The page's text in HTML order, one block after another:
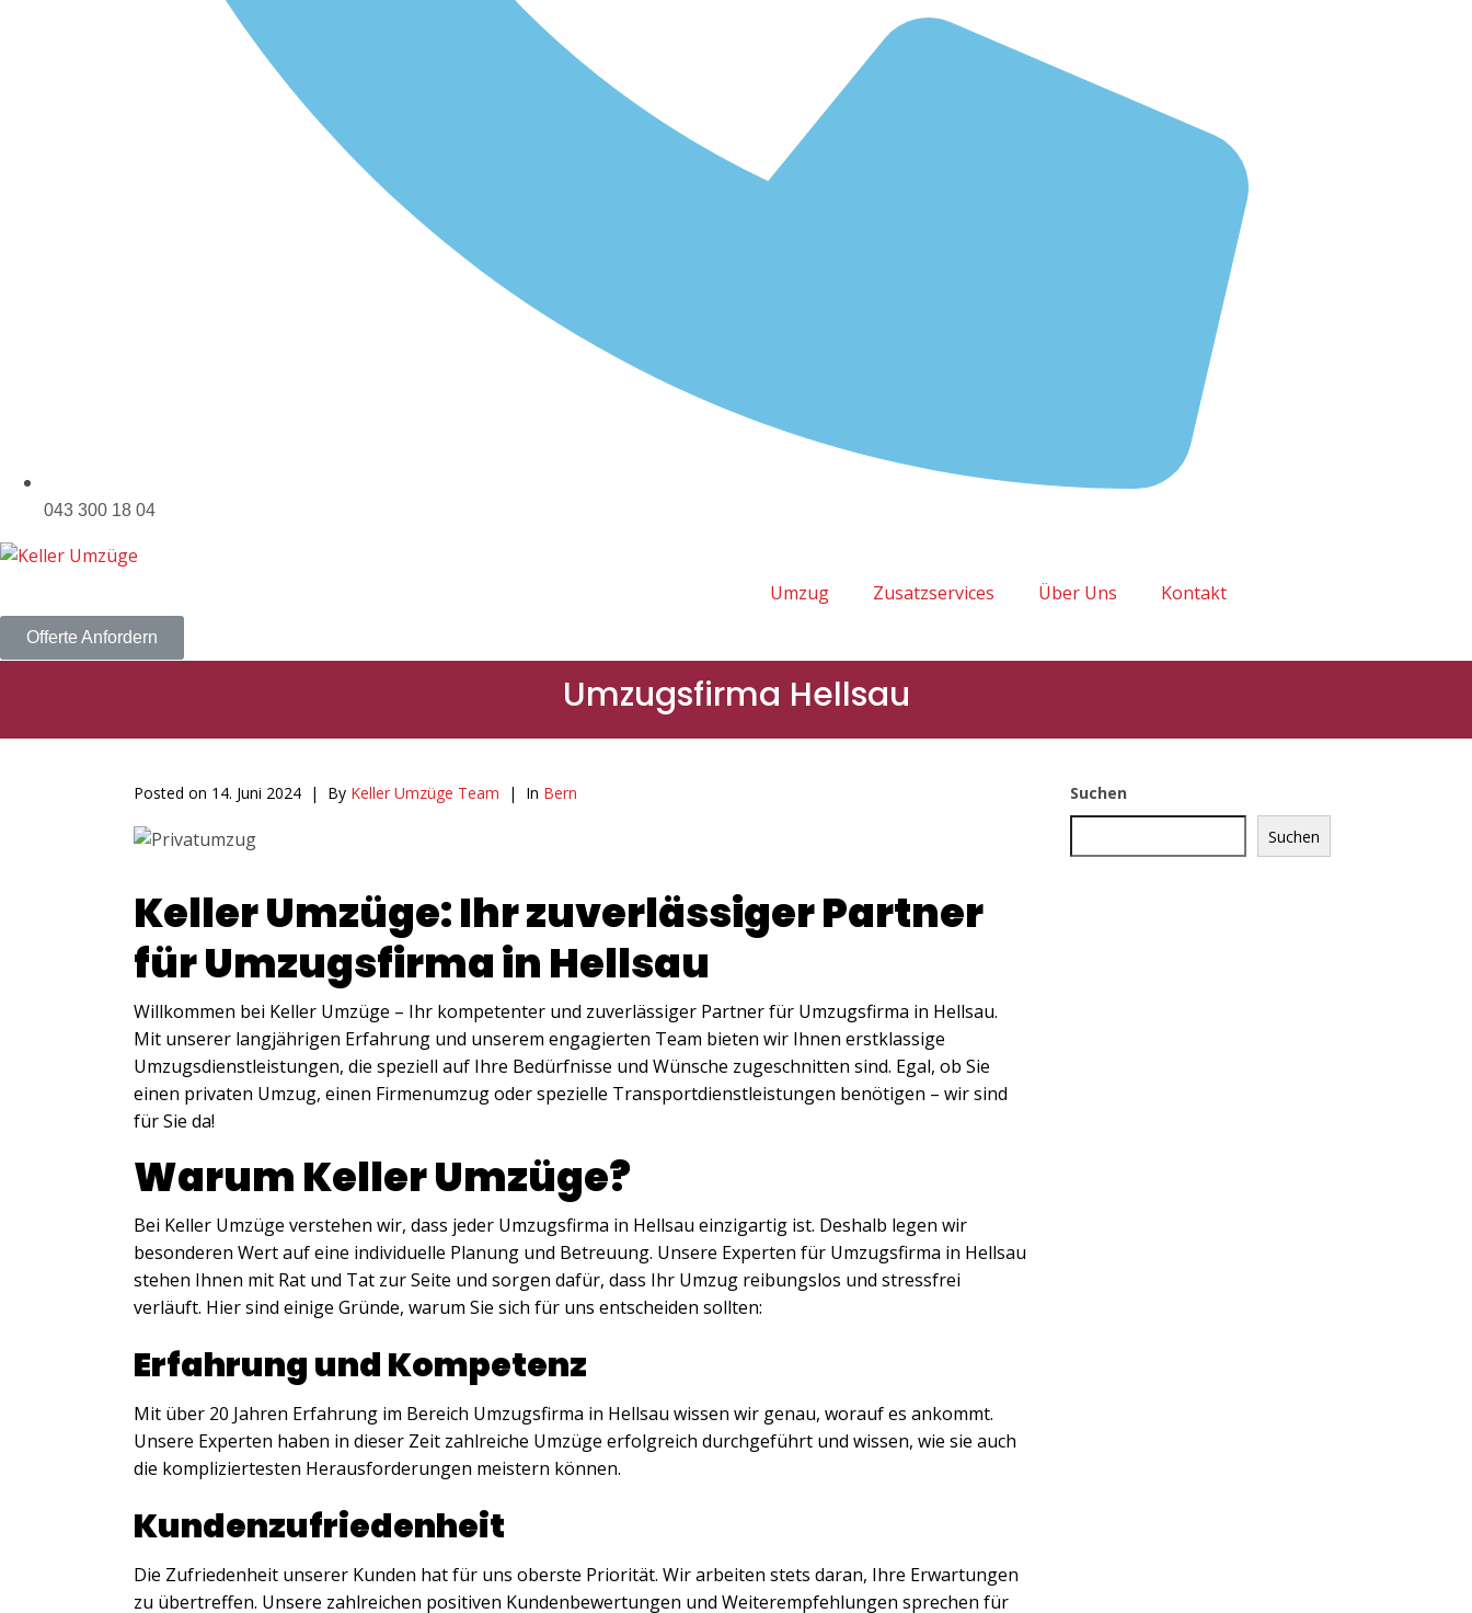
043 300 18 04
Umzug Zusatzservices Über Uns Kontakt
Offerte Anfordern
Umzugsfirma Hellsau
Posted on 14. Juni 2024 By Keller Umzüge Team In Bern
Keller Umzüge: Ihr zuverlässiger Partner
für Umzugsfirma in Hellsau
Willkommen bei Keller Umzüge – Ihr kompetenter und zuverlässiger Partner für Umzugsfirma in Hellsau.
Mit unserer langjährigen Erfahrung und unserem engagierten Team bieten wir Ihnen erstklassige
Umzugsdienstleistungen, die speziell auf Ihre Bedürfnisse und Wünsche zugeschnitten sind. Egal, ob Sie
einen privaten Umzug, einen Firmenumzug oder spezielle Transportdienstleistungen benötigen – wir sind
für Sie da!
Warum Keller Umzüge?
Bei Keller Umzüge verstehen wir, dass jeder Umzugsfirma in Hellsau einzigartig ist. Deshalb legen wir
besonderen Wert auf eine individuelle Planung und Betreuung. Unsere Experten für Umzugsfirma in Hellsau
stehen Ihnen mit Rat und Tat zur Seite und sorgen dafür, dass Ihr Umzug reibungslos und stressfrei
verläuft. Hier sind einige Gründe, warum Sie sich für uns entscheiden sollten:
Erfahrung und Kompetenz
Mit über 20 Jahren Erfahrung im Bereich Umzugsfirma in Hellsau wissen wir genau, worauf es ankommt.
Unsere Experten haben in dieser Zeit zahlreiche Umzüge erfolgreich durchgeführt und wissen, wie sie auch
die kompliziertesten Herausforderungen meistern können.
Kundenzufriedenheit
Die Zufriedenheit unserer Kunden hat für uns oberste Priorität. Wir arbeiten stets daran, Ihre Erwartungen
zu übertreffen. Unsere zahlreichen positiven Kundenbewertungen und Weiterempfehlungen sprechen für
Suchen
Suchen